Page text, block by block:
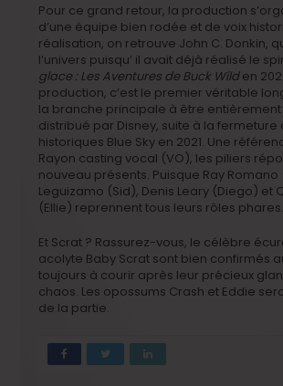
Pour ce grand retour, la production
d’une équipe bien rodée et de voix
réalisation, on retrouve John C. Donkin,
l’univers puisqu’ il avait déjà réalisé le
glace : Les Aventures de Buck Wilden
production, c’est le premier véritable
la branche principale à être
distribué par Disney, suite à la fermeture
historiques Blue Sky en 2021. Une
Rayon casting vocal (VO), les piliers
nouveau présents. Puisque Ray Romano
Leguizamo (Sid), Denis Leary (Diego) et
(Ellie) reprennent tous leurs rôles phares.
Et Scrat ? Rassurez-vous, le célèbre
acolyte Baby Scrat sont bien confirmés
toujours à courir après leur précieux
chaos. Les opossums Crash et Eddie
de la partie.